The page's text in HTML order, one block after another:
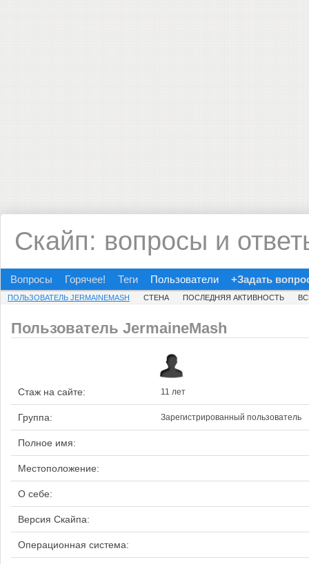
Скайп: вопросы и
Вопросы Горячее! Теги Пользователи +Задать
ПОЛЬЗОВАТЕЛЬ JERMAINEMASH СТЕНА ПОСЛЕДНЯЯ АКТИВНОСТЬ
Пользователь JermaineMash
Стаж на сайте: 11 лет
Группа: Зарегистрированный пользователь
Полное имя:
Местоположение:
О себе:
Версия Скайпа:
Операционная система: